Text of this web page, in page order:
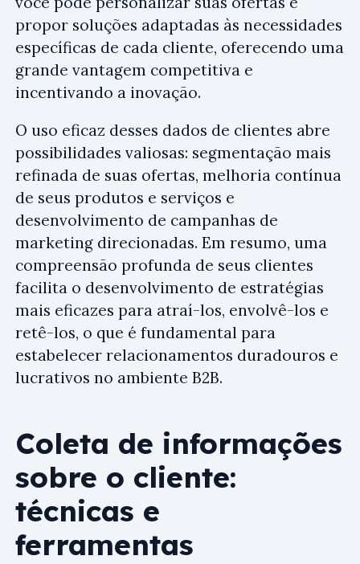
propor soluções adaptadas às necessidades
específicas de cada cliente, oferecendo uma
grande vantagem competitiva e
incentivando a inovação.
O uso eficaz desses dados de clientes abre
possibilidades valiosas: segmentação mais
refinada de suas ofertas, melhoria contínua
de seus produtos e serviços e
desenvolvimento de campanhas de
marketing direcionadas. Em resumo, uma
compreensão profunda de seus clientes
facilita o desenvolvimento de estratégias
mais eficazes para atraí-los, envolvê-los e
retê-los, o que é fundamental para
estabelecer relacionamentos duradouros e
lucrativos no ambiente B2B.
Coleta de informações
sobre o cliente:
técnicas e
ferramentas